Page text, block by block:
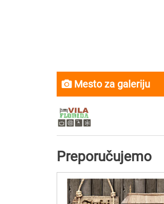
Mesto za galeriju
Preporučujemo